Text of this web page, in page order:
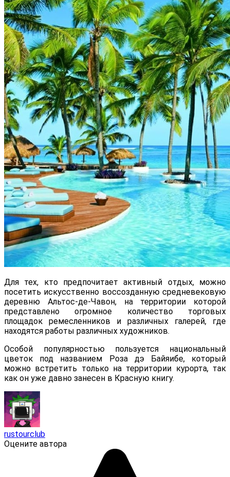
Для тех, кто предпочитает активный отдых, можно
посетить искусственно воссозданную средневековую
деревню Альтос-де-Чавон, на территории которой
представлено огромное количество торговых
площадок ремесленников и различных галерей, где
находятся работы различных художников.
Особой популярностью пользуется национальный
цветок под названием Роза дэ Байяибе, который
можно встретить только на территории курорта, так
как он уже давно занесен в Красную книгу.
rustourclub
Оцените автора